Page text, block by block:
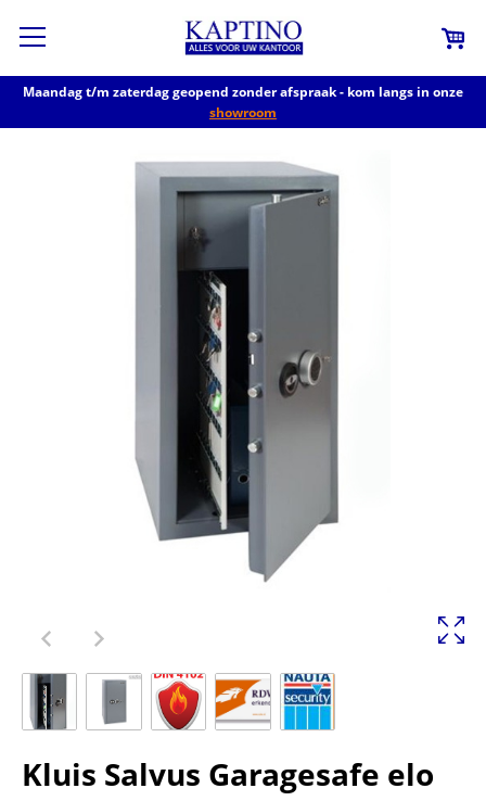
Maandag t/m zaterdag geopend zonder afspraak - kom langs in onze
showroom
Kluis Salvus Garagesafe elo